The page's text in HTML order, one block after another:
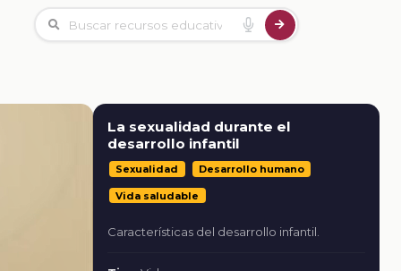
La sexualidad durante el
desarrollo infantil
Sexualidad Desarrollo humano
Vida saludable
Características del desarrollo infantil.